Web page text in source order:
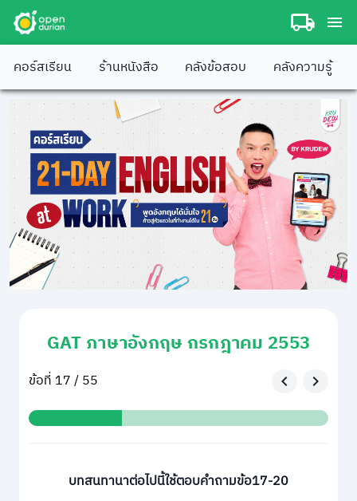
คอร์สเรียน ร้านหนังสือ คลังข้อสอบ คลังความรู้
GAT ภาษาอังกฤษ กรกฎาคม 2553
ข้อที่ 17 / 55
บทสนทานาต่อไปนี้ใช้ตอบคำถามข้อ17-20